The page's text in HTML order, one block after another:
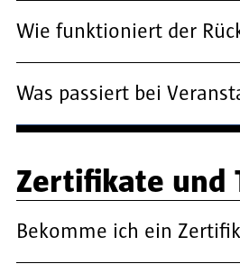
Wie funktioniert der
Was passiert bei
Zertifikate und
Bekomme ich ein